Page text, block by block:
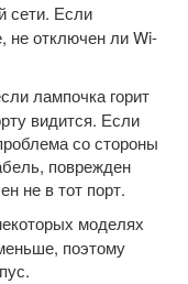
сети. Если
не отключен ли Wi-
лампочка горит
видится. Если
со стороны
поврежден
не в тот порт.
моделях
поэтому